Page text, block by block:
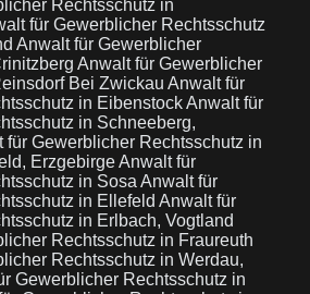
Rechtsschutz in
für Gewerblicher Rechtsschutz
Anwalt für Gewerblicher
Anwalt für Gewerblicher
Bei Zwickau Anwalt für
in EibenstockAnwalt für
in Schneeberg,
für Gewerblicher Rechtsschutz in
ErzgebirgeAnwalt für
in Sosa Anwalt für
in Ellefeld Anwalt für
in Erlbach, Vogtland
Rechtsschutz in Fraureuth
Rechtsschutz in Werdau,
Gewerblicher Rechtsschutz in